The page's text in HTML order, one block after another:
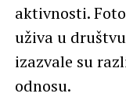
aktivnosti.
uživa u
izazvale su
odnosu.